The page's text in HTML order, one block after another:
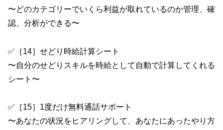
〜どのカテゴリーでいくら利益が取れているのか管理、確
認、分析ができる〜
✅［14］せどり時給計算シート
〜自分のせどりスキルを時給として自動で計算してくれる
シート〜
✅［15］1度だけ無料通話サポート
〜あなたの状況をヒアリングして、あなたにあったやり方